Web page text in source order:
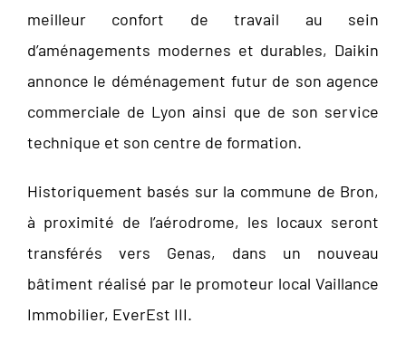
meilleur confort de travail au sein
d’aménagements modernes et durables, Daikin
annonce le déménagement futur de son agence
commerciale de Lyon ainsi que de son service
technique et son centre de formation.
Historiquement basés sur la commune de Bron,
à proximité de l’aérodrome, les locaux seront
transférés vers Genas, dans un nouveau
bâtiment réalisé par le promoteur local Vaillance
Immobilier, EverEst III.